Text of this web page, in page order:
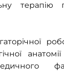
терапію